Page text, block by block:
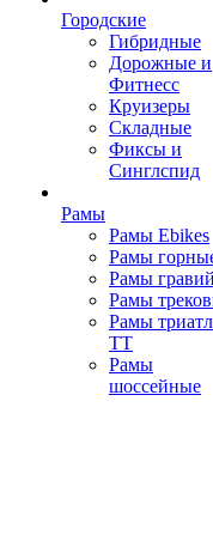
Городские
Гибридные
Дорожные и
Фитнесс
Круизеры
Складные
Фиксы и
Синглспид
Рамы
Рамы Ebikes
Рамы
Рамы
Рамы
Рамы
ТТ
Рамы
шоссейные